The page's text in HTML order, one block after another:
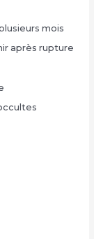
mois
après rupture